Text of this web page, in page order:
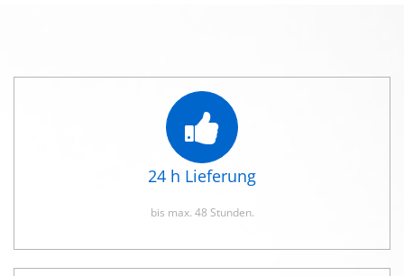
24 h Lieferung
bis max. 48 Stunden.